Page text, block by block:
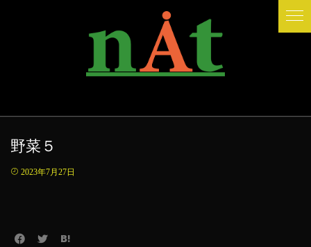
野菜５
2023年7月27日